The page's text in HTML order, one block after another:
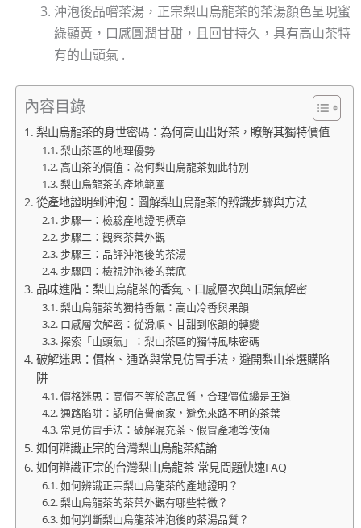
沖泡後品嚐茶湯，正宗梨山烏龍茶的茶湯顏色呈現蜜
綠顯黃，口感圓潤甘甜，且回甘持久，具有高山茶特
有的山頭氣 .
內容目錄
梨山烏龍茶的身世密碼：為何高山出好茶，瞭解其獨特價值
梨山茶區的地理優勢
高山茶的價值：為何梨山烏龍茶如此特別
梨山烏龍茶的產地範圍
從產地證明到沖泡：圖解梨山烏龍茶的辨識步驟與方法
步驟一：檢驗產地證明標章
步驟二：觀察茶葉外觀
步驟三：品評沖泡後的茶湯
步驟四：檢視沖泡後的葉底
品味進階：梨山烏龍茶的香氣、口感層次與山頭氣解密
梨山烏龍茶的獨特香氣：高山冷香與果韻
口感層次解密：從滑順、甘甜到喉韻的轉變
探索「山頭氣」：梨山茶區的獨特風味密碼
破解迷思：價格、通路與常見仿冒手法，避開梨山茶選購陷
阱
價格迷思：高價不等於高品質，合理價位纔是王道
通路陷阱：認明信譽商家，避免來路不明的茶葉
常見仿冒手法：破解混充茶、假冒產地等伎倆
如何辨識正宗的台灣梨山烏龍茶結論
如何辨識正宗的台灣梨山烏龍茶 常見問題快速FAQ
如何辨識正宗梨山烏龍茶的產地證明？
梨山烏龍茶的茶葉外觀有哪些特徵？
如何判斷梨山烏龍茶沖泡後的茶湯品質？